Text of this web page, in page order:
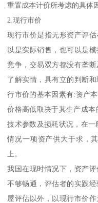
重置成本计价所考虑的具体
2.现行市价
现行市价是指无形资产评
以是实际销售，也可以是
竞争，交易双方都没有垄
了解实情，具有立的判断
行市价的基本因素有:资产
价格高低取决于其生产成本
技术参数及损耗状况，在
情况一项资产供大于求，
上。
我国在现时情况下，资产
不够畅通，评估者的实践
屋评估以外，以现行市价